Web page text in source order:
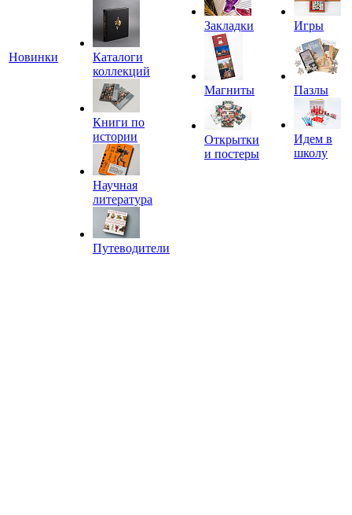
Новинки
Каталоги
коллекций
Книги по
истории
Научная
литература
Путеводители
Закладки
Магниты
Открытки
и постеры
Игры
Пазлы
Идем в
школу